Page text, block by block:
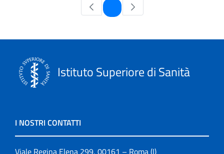
Pagina
Istituto Superiore di Sanità
I NOSTRI CONTATTI
Viale Regina Elena 299, 00161 – Roma (I)